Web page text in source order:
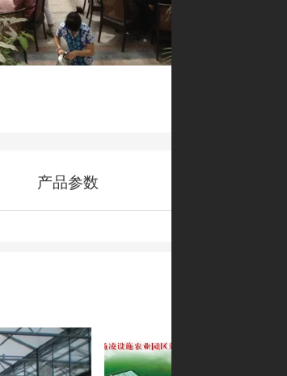
产品参数